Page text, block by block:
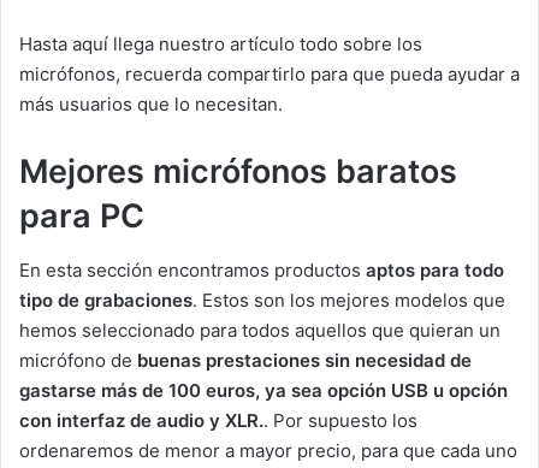
Hasta aquí llega nuestro artículo todo sobre los
micrófonos, recuerda compartirlo para que pueda ayudar a
más usuarios que lo necesitan.
Mejores micrófonos baratos
para PC
En esta sección encontramos productos aptos para todo
tipo de grabaciones. Estos son los mejores modelos que
hemos seleccionado para todos aquellos que quieran un
micrófono de buenas prestaciones sin necesidad de
gastarse más de 100 euros, ya sea opción USB u opción
con interfaz de audio y XLR.. Por supuesto los
ordenaremos de menor a mayor precio, para que cada uno